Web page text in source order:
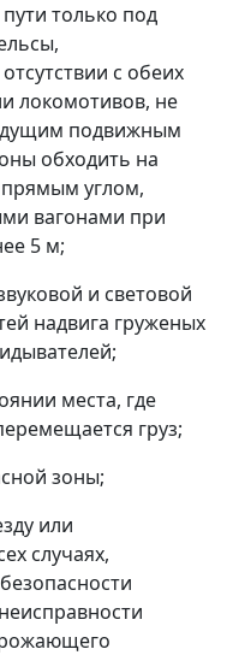
только под
с обеих
локомотивов, не
подвижным
обходить на
углом,
вагонами при
5 м;
и световой
надвига груженых
места, где
груз;
зоны;
или
случаях,